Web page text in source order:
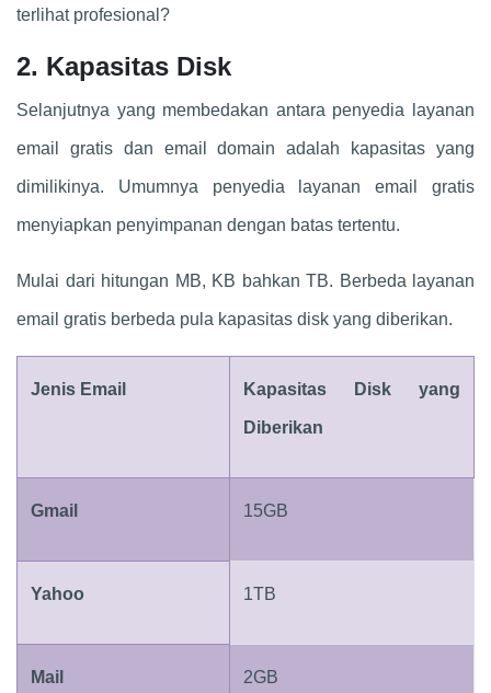
terlihat profesional?
2. Kapasitas Disk
Selanjutnya yang membedakan antara penyedia layanan
email gratis dan email domain adalah kapasitas yang
dimilikinya. Umumnya penyedia layanan email gratis
menyiapkan penyimpanan dengan batas tertentu.
Mulai dari hitungan MB, KB bahkan TB. Berbeda layanan
email gratis berbeda pula kapasitas disk yang diberikan.
Jenis Email Kapasitas Disk yang
Diberikan
Gmail 15GB
Yahoo 1TB
Mail 2GB